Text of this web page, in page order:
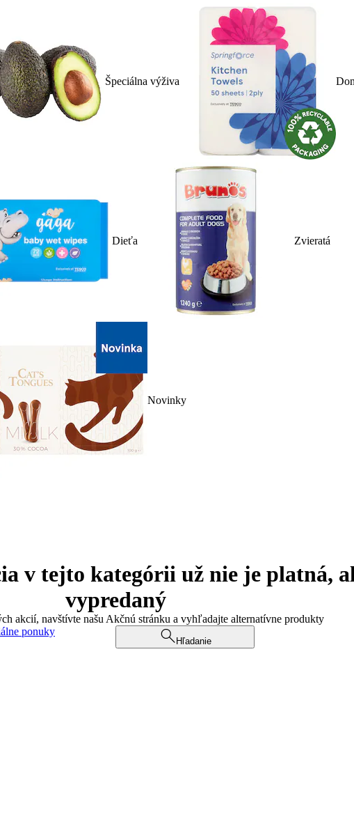
Špeciálna výživa
Dieťa Zvieratá
Novinky
v tejto kategórii už nie je platná,
vypredaný
akcií, navštívte našu Akčnú stránku a vyhľadajte alternatívne produkty
ponuky
Hľadanie